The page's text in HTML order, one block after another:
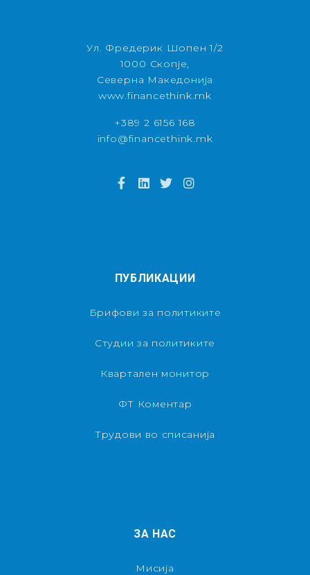
Ул. Фредерик Шопен 1/2
1000 Скопје,
Северна Македонија
www.financethink.mk
+389 2 6156 168
info@financethink.mk
ПУБЛИКАЦИИ
Брифови за политиките
Студии за политиките
Квартален монитор
ФТ Коментар
Трудови во списанија
ЗА НАС
Мисија